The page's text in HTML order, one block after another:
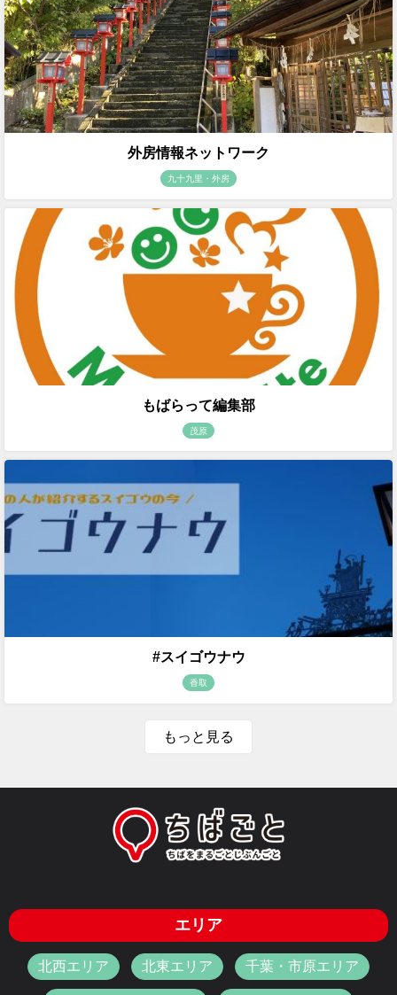
外房情報ネットワーク
九十九里・外房
もばらって編集部
茂原
#スイゴウナウ
香取
もっと見る
エリア
北西エリア 北東エリア 千葉・市原エリア